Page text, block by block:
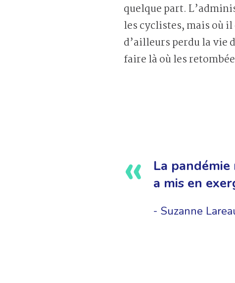
quelque part.
les cyclistes, mais où
d’ailleurs perdu la vie
faire là où les
La
a mis en
Suzanne